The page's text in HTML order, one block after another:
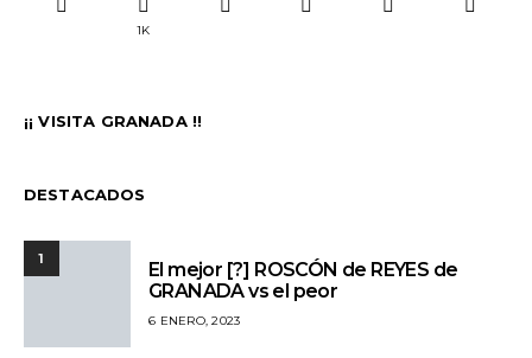
1K
¡¡ VISITA GRANADA !!
DESTACADOS
1
El mejor [?] ROSCÓN de REYES de
GRANADA vs el peor
6 ENERO, 2023